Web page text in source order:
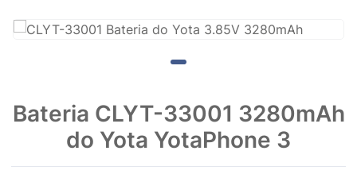
Bateria CLYT-33001 3280mAh
do Yota YotaPhone 3